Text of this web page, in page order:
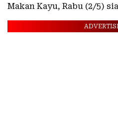
Makan Kayu, Rabu (2/5)